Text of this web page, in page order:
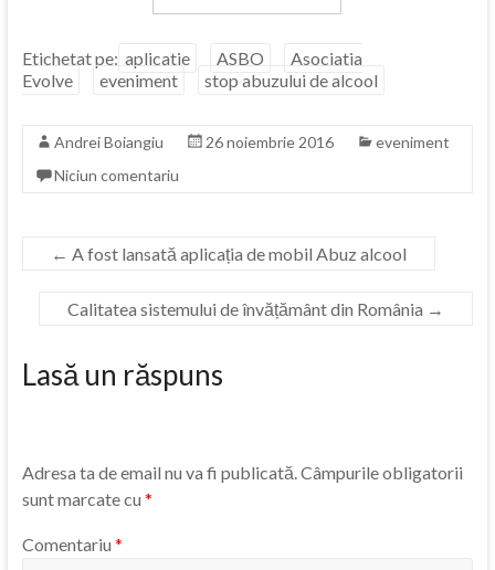
Etichetat pe: aplicatie ASBO
Asociatia
Evolve
eveniment stop abuzului de alcool
Andrei Boiangiu 26 noiembrie 2016
eveniment
Niciun comentariu
← A fost lansată aplicația de mobil Abuz alcool
Calitatea sistemului de învățământ din România →
Lasă un răspuns
Adresa ta de email nu va fi publicată. Câmpurile obligatorii
sunt marcate cu *
Comentariu *